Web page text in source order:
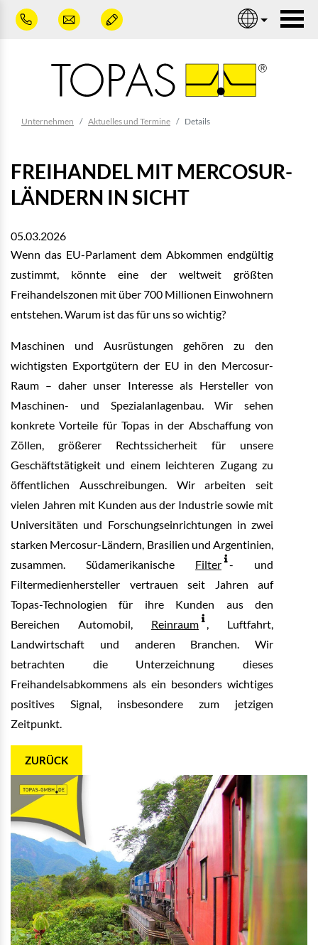
Zum Hauptinhalt springen
Unternehmen Aktuelles und Termine Details
FREIHANDEL MIT MERCOSUR-
LÄNDERN IN SICHT
05.03.2026
Wenn das EU-Parlament dem Abkommen endgültig
zustimmt, könnte eine der weltweit größten
Freihandelszonen mit über 700 Millionen Einwohnern
entstehen. Warum ist das für uns so wichtig?
Maschinen und Ausrüstungen gehören zu den
wichtigsten Exportgütern der EU in den Mercosur-
Raum – daher unser Interesse als Hersteller von
Maschinen- und Spezialanlagenbau. Wir sehen
konkrete Vorteile für Topas in der Abschaffung von
Zöllen, größerer Rechtssicherheit für unsere
Geschäftstätigkeit und einem leichteren Zugang zu
öffentlichen Ausschreibungen. Wir arbeiten seit
vielen Jahren mit Kunden aus der Industrie sowie mit
Universitäten und Forschungseinrichtungen in zwei
starken Mercosur-Ländern, Brasilien und Argentinien,
zusammen. Südamerikanische Filter - und
Filtermedienhersteller vertrauen seit Jahren auf
Topas-Technologien für ihre Kunden aus den
Bereichen Automobil, Reinraum
, Luftfahrt,
Landwirtschaft und anderen Branchen. Wir
betrachten die Unterzeichnung dieses
Freihandelsabkommens als ein besonders wichtiges
positives Signal, insbesondere zum jetzigen
Zeitpunkt.
ZURÜCK